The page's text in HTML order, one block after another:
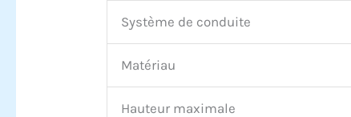
Système de conduite
Matériau
Hauteur maximale